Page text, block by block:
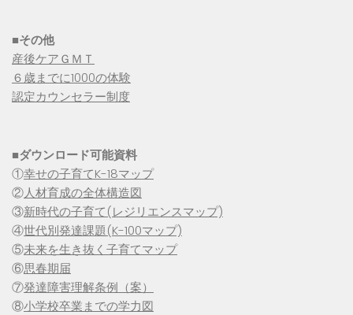
■その他
産後ケアＧＭＴ
６歳までに1000の体験
認定カウンセラー制度
■ダウンロード可能資料
①幸せの子育てK-18マップ
②人材育成の全体構造図
③新時代の子育て(レジリエンスマップ)
④世代別発達課題(K-100マップ)
⑤未来を生き抜く子育てマップ
⑥思春期届
⑦発達障害理解条例（案）
⑧小学校卒業までの学力図